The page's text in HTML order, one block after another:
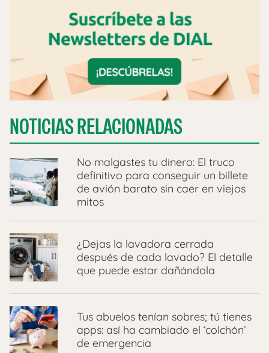
NOTICIAS RELACIONADAS
No malgastes tu dinero: El truco
definitivo para conseguir un billete
de avión barato sin caer en viejos
mitos
¿Dejas la lavadora cerrada
después de cada lavado? El detalle
que puede estar dañándola
Tus abuelos tenían sobres; tú tienes
apps: así ha cambiado el ‘colchón’
de emergencia